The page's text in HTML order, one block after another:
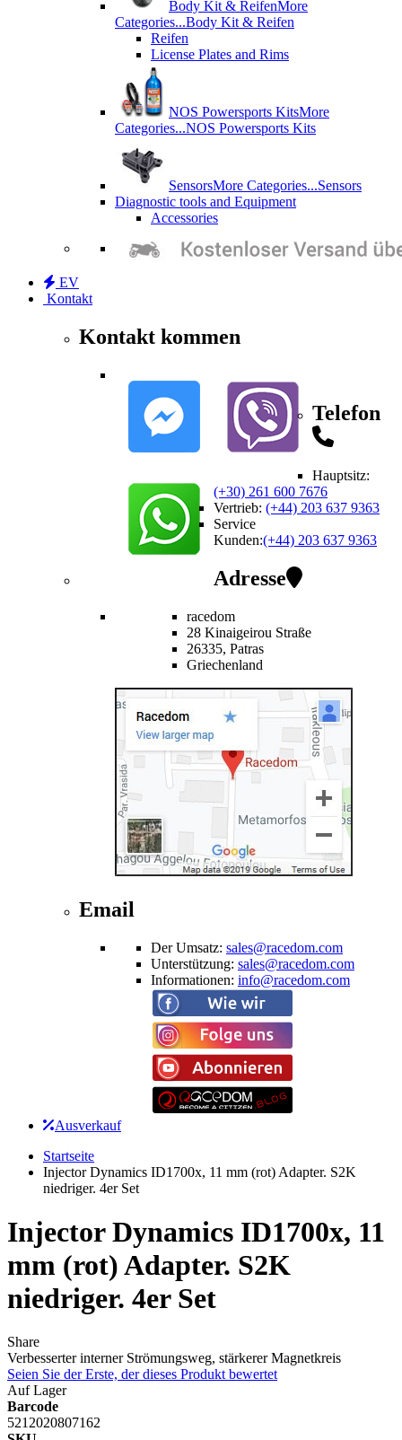
Body Kit & ReifenMore
Categories...Body Kit & Reifen
Reifen
License Plates and Rims
NOS Powersports KitsMore
Categories...NOS Powersports Kits
SensorsMore Categories...Sensors
Diagnostic tools and Equipment
Accessories
EV
Kontakt
Kontakt kommen
Telefon
Hauptsitz:
(+30) 261 600 7676
Vertrieb: (+44) 203 637 9363
Service
Kunden:(+44) 203 637 9363
Adresse
racedom
28 Kinaigeirou Straße
26335, Patras
Griechenland
Email
Der Umsatz: sales@racedom.com
Unterstützung: sales@racedom.com
Informationen: info@racedom.com
Ausverkauf
Startseite
Injector Dynamics ID1700x, 11 mm (rot) Adapter. S2K
niedriger. 4er Set
Injector Dynamics ID1700x, 11
mm (rot) Adapter. S2K
niedriger. 4er Set
Share
Verbesserter interner Strömungsweg, stärkerer Magnetkreis
Seien Sie der Erste, der dieses Produkt bewertet
Auf Lager
Barcode
5212020807162